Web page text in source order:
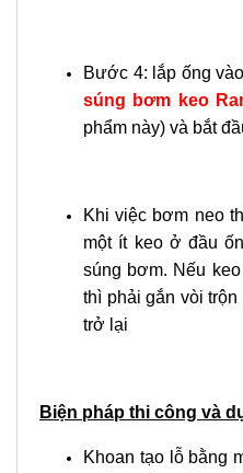
Bước 4: lắp ống
súng bơm keo
phẩm này) và bắt
Khi việc bơm neo
một ít keo ở đầu
súng bơm. Nếu
thì phải gắn vòi
trở lại
Biện pháp thi công và
Khoan tạo lỗ bằng